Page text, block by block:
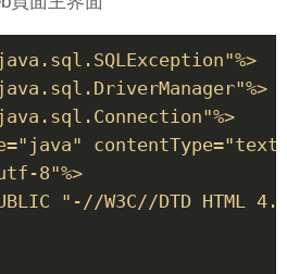
8"%>
"-//W3C//DTD